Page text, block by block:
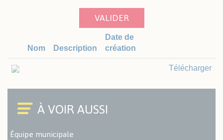
VALIDER
Nom Description
Date de
création
Télécharger
Équipe municipale